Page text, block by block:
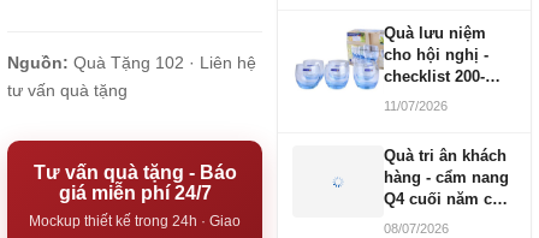
Nguồn: Quà Tặng 102 · Liên hệ
tư vấn quà tặng
Tư vấn quà tặng - Báo
giá miễn phí 24/7
Mockup thiết kế trong 24h · Giao
Quà lưu niệm
cho hội nghị -
checklist 200-
1000 người
11/07/2026
Quà tri ân khách
hàng - cẩm nang
Q4 cuối năm cho
doanh nghiệp
08/07/2026